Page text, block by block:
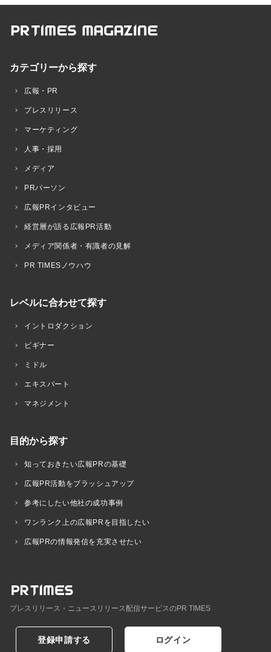
カテゴリーから探す
広報・PR
プレスリリース
マーケティング
人事・採用
メディア
PRパーソン
広報PRインタビュー
経営層が語る広報PR活動
メディア関係者・有識者の見解
PR TIMESノウハウ
レベルに合わせて探す
イントロダクション
ビギナー
ミドル
エキスパート
マネジメント
目的から探す
知っておきたい広報PRの基礎
広報PR活動をブラッシュアップ
参考にしたい他社の成功事例
ワンランク上の広報PRを目指したい
広報PRの情報発信を充実させたい
プレスリリース・ニュースリリース配信サービスのPR TIMES
登録申請する ログイン